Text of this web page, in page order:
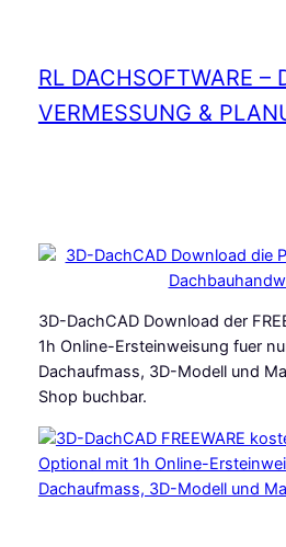
springen
RL DACHSOFTWARE –
VERMESSUNG &
3D-DachCAD Download der
1h Online-Ersteinweisung fuer
Dachaufmass, 3D-Modell und
Shop buchbar.